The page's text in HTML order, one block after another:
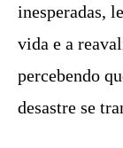
inesperadas,
vida e a
percebendo
desastre se